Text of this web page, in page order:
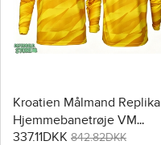
Kroatien Målmand Replika
Hjemmebanetrøje VM
2026 Langærmet
337.11DKK 842.82DKK